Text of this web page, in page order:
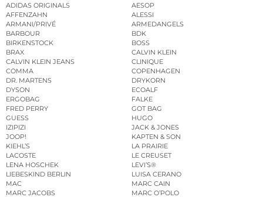
ADIDAS ORIGINALS
AESOP
AFFENZAHN
ALESSI
ARMANI/PRIVÉ
ARMEDANGELS
BARBOUR
BDK
BIRKENSTOCK
BOSS
BRAX
CALVIN KLEIN
CALVIN KLEIN JEANS
CLINIQUE
COMMA
COPENHAGEN
DR. MARTENS
DRYKORN
DYSON
ECOALF
ERGOBAG
FALKE
FRED PERRY
GOT BAG
GUESS
HUGO
IZIPIZI
JACK & JONES
JOOP!
KAPTEN & SON
KIEHL’S
LA PRAIRIE
LACOSTE
LE CREUSET
LENA HOSCHEK
LEVI’S®
LIEBESKIND BERLIN
LUISA CERANO
MAC
MARC CAIN
MARC JACOBS
MARC O’POLO